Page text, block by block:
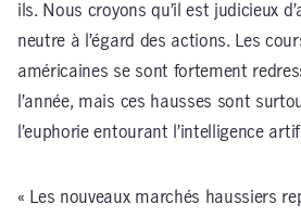
ils. Nous croyons qu’il est judicieux
neutre à l’égard des actions. Les
américaines se sont fortement
l’année, mais ces hausses sont
l’euphorie entourant l’intelligence
« Les nouveaux marchés haussiers